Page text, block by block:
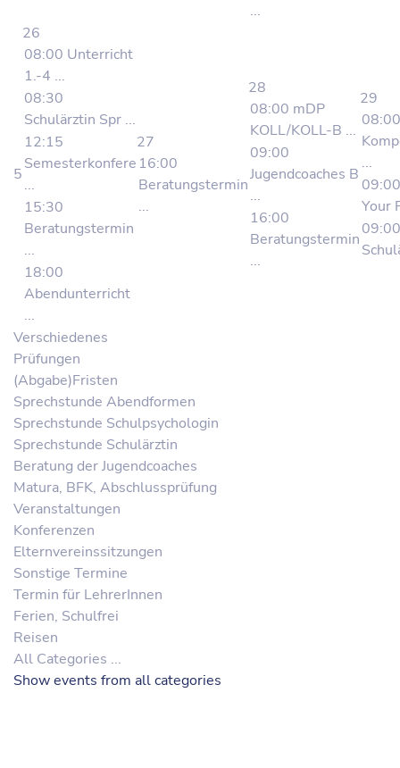
...
5
26
08:00 Unterricht
1.-4 ...
08:30
Schulärztin Spr ...
12:15
Semesterkonfere
...
15:30
Beratungstermin
...
18:00
Abendunterricht
...
27
16:00
Beratungstermin
...
28
08:00 mDP
KOLL/KOLL-B ...
09:00
Jugendcoaches B
...
16:00
Beratungstermin
...
29
08:00
...
Your
09:00
Verschiedenes
Prüfungen
(Abgabe)Fristen
Sprechstunde Abendformen
Sprechstunde Schulpsychologin
Sprechstunde Schulärztin
Beratung der Jugendcoaches
Matura, BFK, Abschlussprüfung
Veranstaltungen
Konferenzen
Elternvereinssitzungen
Sonstige Termine
Termin für LehrerInnen
Ferien, Schulfrei
Reisen
All Categories ...
Show events from all categories